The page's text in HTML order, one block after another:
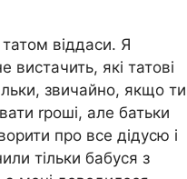
віддаси. Я
які татові
звичайно, якщо ти
rроші, але батьки
про все дідусю і
тільки бабуся з